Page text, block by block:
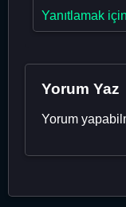
Yanıtlamak
Yorum Yaz
Yorum